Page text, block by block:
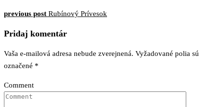
previous post Rubínový Prívesok
Pridaj komentár
Vaša e-mailová adresa nebude zverejnená. Vyžadované polia sú
označené *
Comment